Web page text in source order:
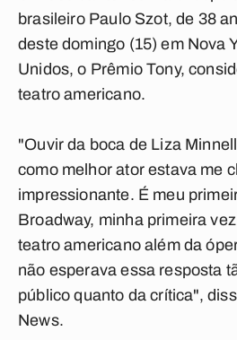
brasileiro Paulo Szot, de 38
deste domingo (15) em Nova
Unidos, o Prêmio Tony,
teatro americano.
"Ouvir da boca de Liza
como melhor ator estava me
impressionante. É meu
Broadway, minha primeira
teatro americano além da
não esperava essa resposta
público quanto da crítica",
News.